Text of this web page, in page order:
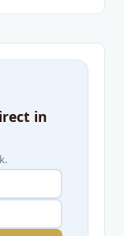
in